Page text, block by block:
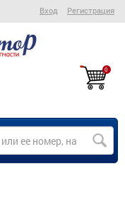
Вход Регистрация
0